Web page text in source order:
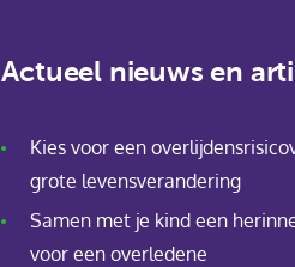
Actueel nieuws en
Kies voor een
grote levensverandering
Samen met je kind een
voor een overledene